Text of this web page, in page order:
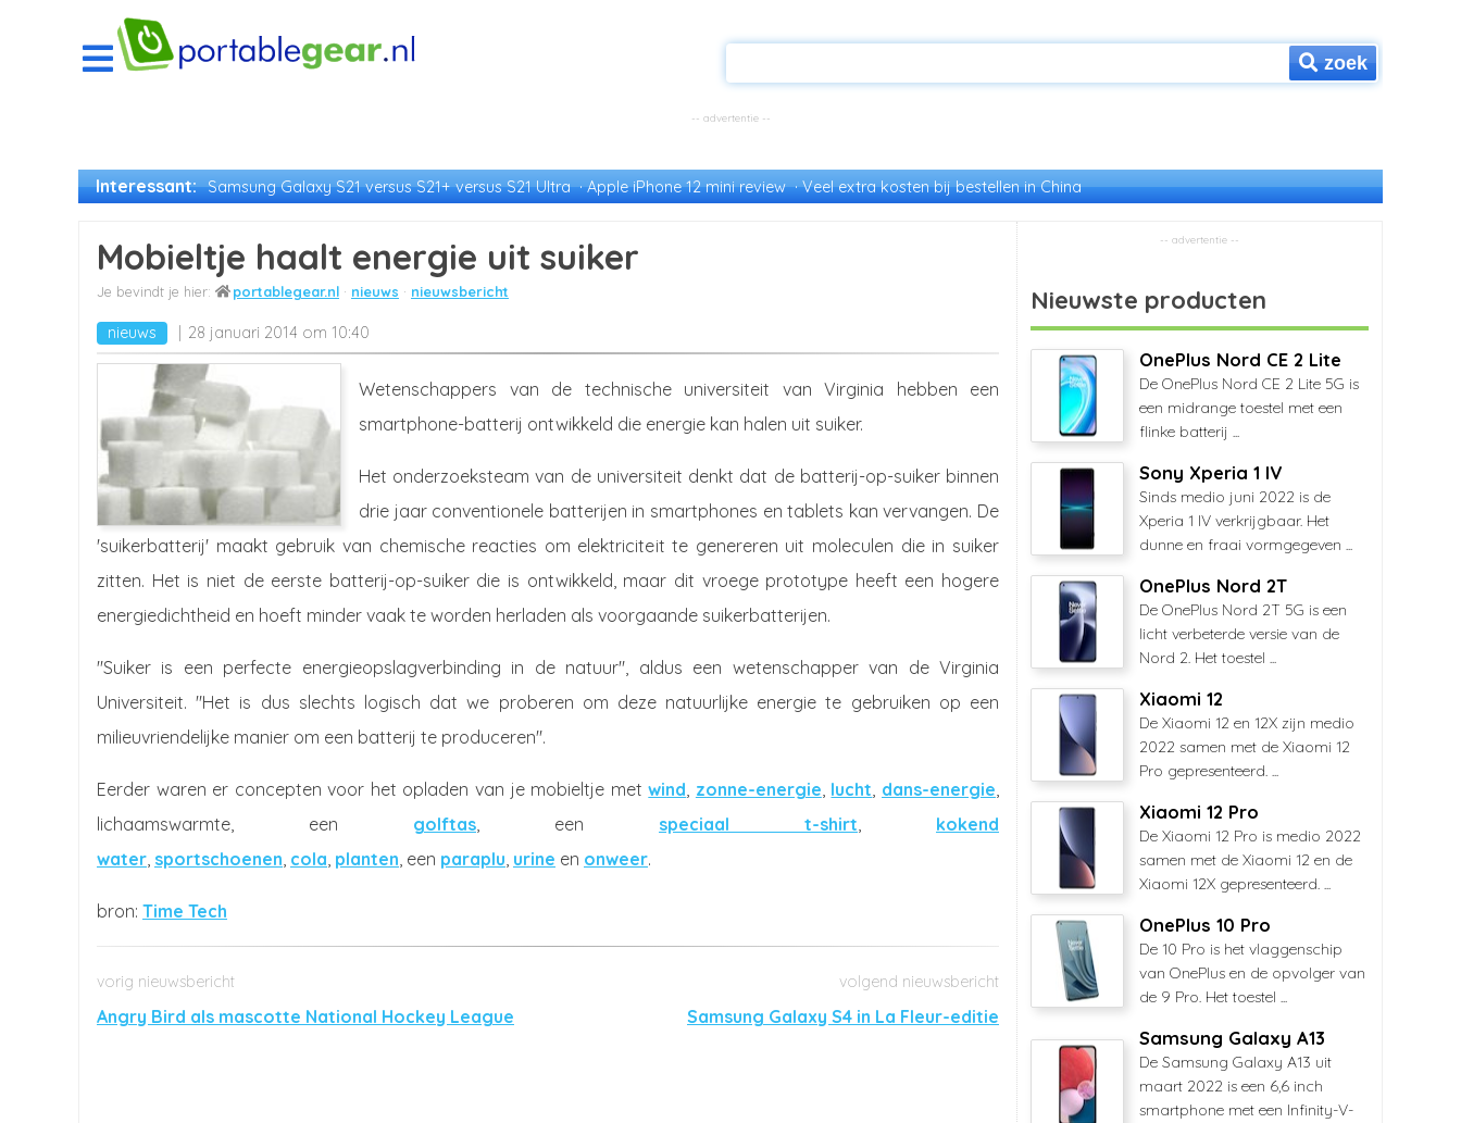
zoek
Interessant: Samsung Galaxy S21 versus S21+ versus S21 Ultra Apple iPhone 12 mini review Veel extra kosten bij bestellen in China
Mobieltje haalt energie uit suiker
portablegear.nl nieuws nieuwsbericht
nieuws 28 januari 2014 om 10:40
Wetenschappers van de technische universiteit van Virginia hebben een
smartphone-batterij ontwikkeld die energie kan halen uit suiker.
Het onderzoeksteam van de universiteit denkt dat de batterij-op-suiker binnen
drie jaar conventionele batterijen in smartphones en tablets kan vervangen. De
'suikerbatterij' maakt gebruik van chemische reacties om elektriciteit te genereren uit moleculen die in suiker
zitten. Het is niet de eerste batterij-op-suiker die is ontwikkeld, maar dit vroege prototype heeft een hogere
energiedichtheid en hoeft minder vaak te worden herladen als voorgaande suikerbatterijen.
"Suiker is een perfecte energieopslagverbinding in de natuur", aldus een wetenschapper van de Virginia
Universiteit. "Het is dus slechts logisch dat we proberen om deze natuurlijke energie te gebruiken op een
milieuvriendelijke manier om een batterij te produceren".
Eerder waren er concepten voor het opladen van je mobieltje metwind zonne-energie lucht dans-energie
lichaamswarmte, een golftas , een speciaal t-shirt
kokend
water sportschoenen cola planten , een paraplu urine en onweer.
Time Tech
Angry Bird als mascotte National Hockey League Samsung Galaxy S4 in La Fleur-editie
Nieuwste producten
OnePlus Nord CE 2 Lite
De OnePlus Nord CE 2 Lite 5G is
een midrange toestel met een
flinke batterij ...
Sony Xperia 1 IV
Sinds medio juni 2022 is de
Xperia 1 IV verkrijgbaar. Het
dunne en fraai vormgegeven ...
OnePlus Nord 2T
De OnePlus Nord 2T 5G is een
licht verbeterde versie van de
Nord 2. Het toestel ...
Xiaomi 12
De Xiaomi 12 en 12X zijn medio
2022 samen met de Xiaomi 12
Pro gepresenteerd. ...
Xiaomi 12 Pro
De Xiaomi 12 Pro is medio 2022
samen met de Xiaomi 12 en de
Xiaomi 12X gepresenteerd. ...
OnePlus 10 Pro
De 10 Pro is het vlaggenschip
van OnePlus en de opvolger van
de 9 Pro. Het toestel ...
Samsung Galaxy A13
De Samsung Galaxy A13 uit
maart 2022 is een 6,6 inch
smartphone met een Infinity-V-